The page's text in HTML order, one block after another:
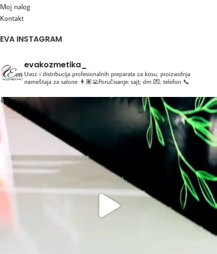
Moj nalog
Kontakt
EVA INSTAGRAM
evakozmetika_
Uvoz i distribucija profesionalnih preparata za kosu, proizvodnja
nameštaja za salone 👩🏽‍💻Poručivanje: sajt; dm 💌; telefon 📞